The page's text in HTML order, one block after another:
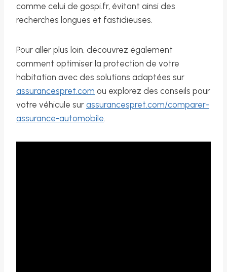
comme celui de gospi.fr, évitant ainsi des
recherches longues et fastidieuses.
Pour aller plus loin, découvrez également
comment optimiser la protection de votre
habitation avec des solutions adaptées sur
assurancespret.com ou explorez des conseils pour
votre véhicule sur assurancespret.com/comparer-
assurance-automobile